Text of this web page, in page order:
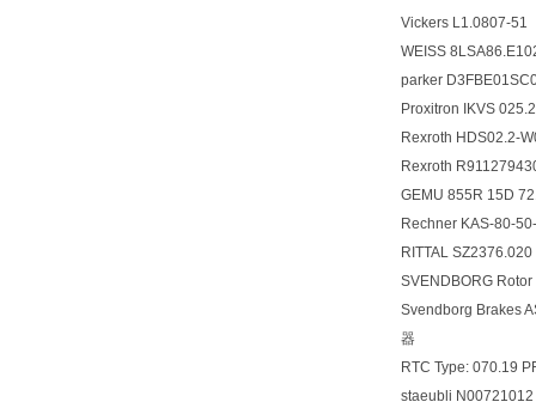
Vickers L1.0807-51
WEISS
parker
Proxitron IKVS
Rexroth HDS02.2-
Rexroth
GEMU 855R 15D
Rechner KAS-80-
RITTAL SZ2376.020
SVENDBORG
Svendborg Brakes
器
RTC Type: 070.19
staeubli